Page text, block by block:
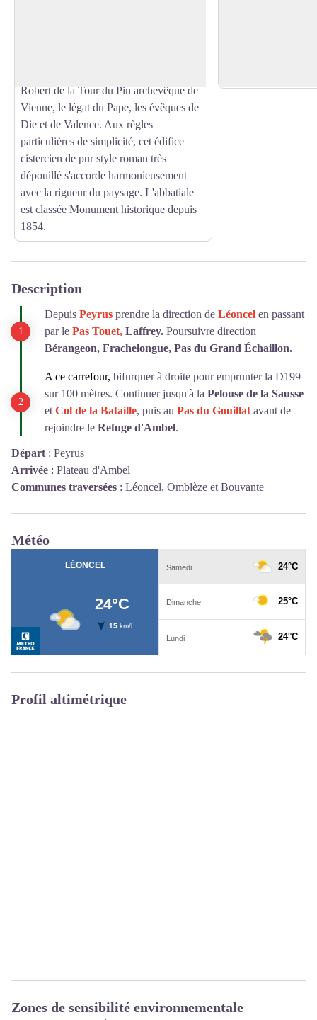
Robert de la Tour du Pin archevêque de
Vienne, le légat du Pape, les évêques de
Die et de Valence. Aux règles
particulières de simplicité, cet édifice
cistercien de pur style roman très
dépouillé s'accorde harmonieusement
avec la rigueur du paysage. L'abbatiale
est classée Monument historique depuis
1854.
Description
Depuis Peyrus prendre la direction de Léoncel en passant
par le Pas Touet, Laffrey. Poursuivre direction
Bérangeon, Frachelongue, Pas du Grand Échaillon.
A ce carrefour, bifurquer à droite pour emprunter la D199
sur 100 mètres. Continuer jusqu'à la Pelouse de la Sausse
etCol de la Bataille, puis au Pas du Gouillatavant de
rejoindre le Refuge d'Ambel.
Départ : Peyrus
Arrivée : Plateau d'Ambel
Communes traversées : Léoncel, Omblèze et Bouvante
Météo
Profil altimétrique
Zones de sensibilité environnementale